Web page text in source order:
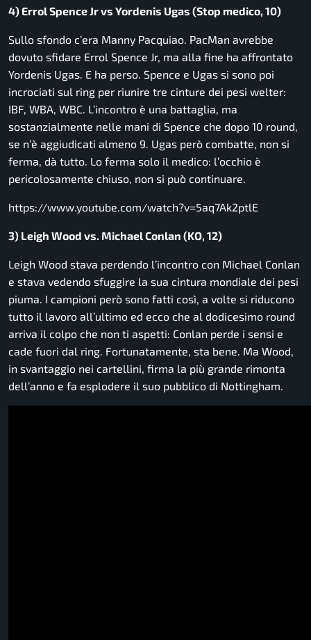
4) Errol Spence Jr vs Yordenis Ugas (Stop medico, 10)
Sullo sfondo c’era Manny Pacquiao. PacMan avrebbe
dovuto sfidare Errol Spence Jr, ma alla fine ha affrontato
Yordenis Ugas. E ha perso. Spence e Ugas si sono poi
incrociati sul ring per riunire tre cinture dei pesi welter:
IBF, WBA, WBC. L’incontro è una battaglia, ma
sostanzialmente nelle mani di Spence che dopo 10 round,
se n’è aggiudicati almeno 9. Ugas però combatte, non si
ferma, dà tutto. Lo ferma solo il medico: l’occhio è
pericolosamente chiuso, non si può continuare.
https://www.youtube.com/watch?v=5aq7Ak2ptlE
3) Leigh Wood vs. Michael Conlan (KO, 12)
Leigh Wood stava perdendo l’incontro con Michael Conlan
e stava vedendo sfuggire la sua cintura mondiale dei pesi
piuma. I campioni però sono fatti così, a volte si riducono
tutto il lavoro all’ultimo ed ecco che al dodicesimo round
arriva il colpo che non ti aspetti: Conlan perde i sensi e
cade fuori dal ring. Fortunatamente, sta bene. Ma Wood,
in svantaggio nei cartellini, firma la più grande rimonta
dell’anno e fa esplodere il suo pubblico di Nottingham.